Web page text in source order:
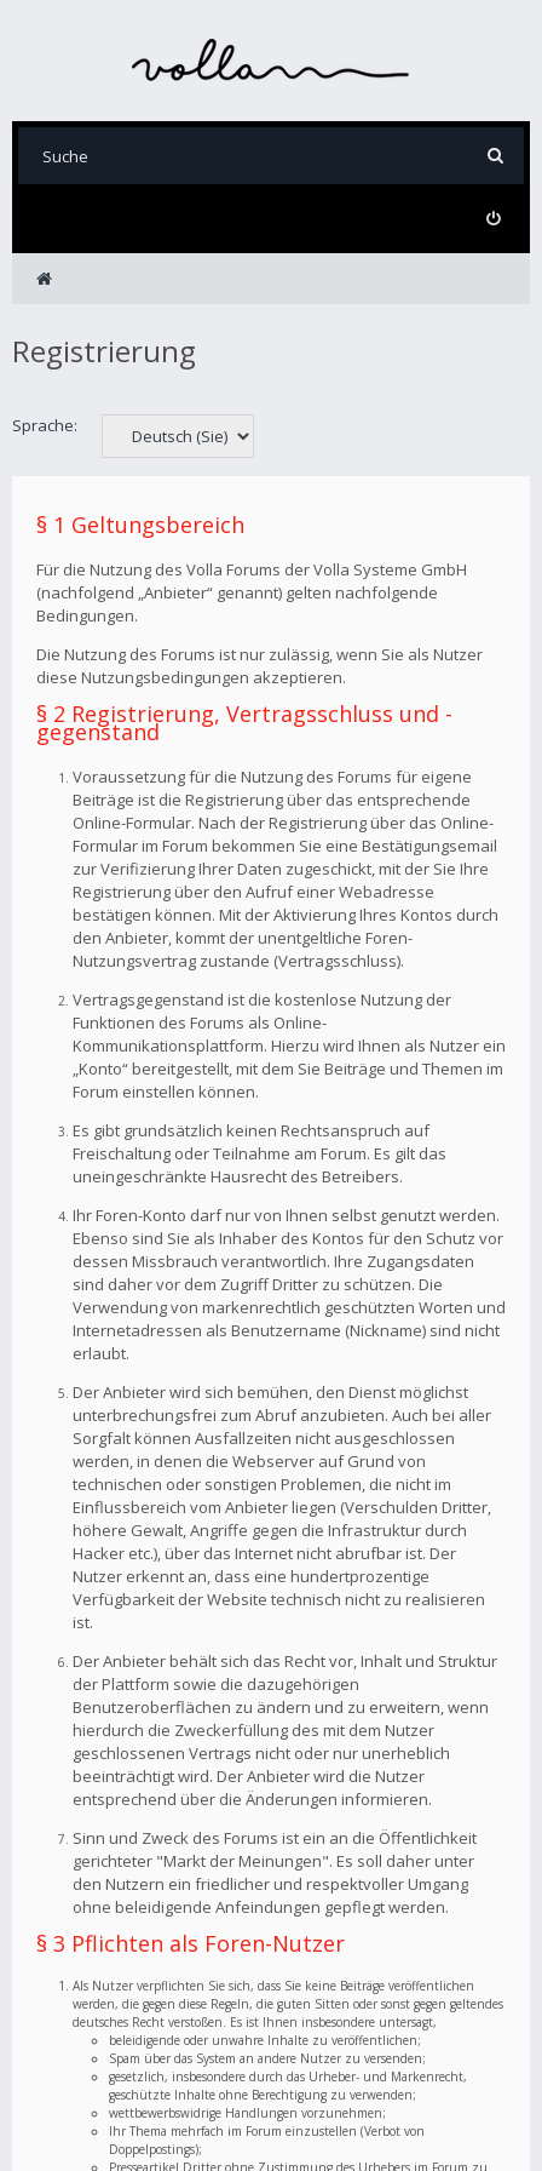
Registrierung
Sprache:
§ 1 Geltungsbereich
Für die Nutzung des Volla Forums der Volla Systeme GmbH
(nachfolgend „Anbieter“ genannt) gelten nachfolgende
Bedingungen.
Die Nutzung des Forums ist nur zulässig, wenn Sie als Nutzer
diese Nutzungsbedingungen akzeptieren.
§ 2 Registrierung, Vertragsschluss und -
gegenstand
Voraussetzung für die Nutzung des Forums für eigene
Beiträge ist die Registrierung über das entsprechende
Online-Formular. Nach der Registrierung über das Online-
Formular im Forum bekommen Sie eine Bestätigungsemail
zur Verifizierung Ihrer Daten zugeschickt, mit der Sie Ihre
Registrierung über den Aufruf einer Webadresse
bestätigen können. Mit der Aktivierung Ihres Kontos durch
den Anbieter, kommt der unentgeltliche Foren-
Nutzungsvertrag zustande (Vertragsschluss).
Vertragsgegenstand ist die kostenlose Nutzung der
Funktionen des Forums als Online-
Kommunikationsplattform. Hierzu wird Ihnen als Nutzer ein
„Konto“ bereitgestellt, mit dem Sie Beiträge und Themen im
Forum einstellen können.
Es gibt grundsätzlich keinen Rechtsanspruch auf
Freischaltung oder Teilnahme am Forum. Es gilt das
uneingeschränkte Hausrecht des Betreibers.
Ihr Foren-Konto darf nur von Ihnen selbst genutzt werden.
Ebenso sind Sie als Inhaber des Kontos für den Schutz vor
dessen Missbrauch verantwortlich. Ihre Zugangsdaten
sind daher vor dem Zugriff Dritter zu schützen. Die
Verwendung von markenrechtlich geschützten Worten und
Internetadressen als Benutzername (Nickname) sind nicht
erlaubt.
Der Anbieter wird sich bemühen, den Dienst möglichst
unterbrechungsfrei zum Abruf anzubieten. Auch bei aller
Sorgfalt können Ausfallzeiten nicht ausgeschlossen
werden, in denen die Webserver auf Grund von
technischen oder sonstigen Problemen, die nicht im
Einflussbereich vom Anbieter liegen (Verschulden Dritter,
höhere Gewalt, Angriffe gegen die Infrastruktur durch
Hacker etc.), über das Internet nicht abrufbar ist. Der
Nutzer erkennt an, dass eine hundertprozentige
Verfügbarkeit der Website technisch nicht zu realisieren
ist.
Der Anbieter behält sich das Recht vor, Inhalt und Struktur
der Plattform sowie die dazugehörigen
Benutzeroberflächen zu ändern und zu erweitern, wenn
hierdurch die Zweckerfüllung des mit dem Nutzer
geschlossenen Vertrags nicht oder nur unerheblich
beeinträchtigt wird. Der Anbieter wird die Nutzer
entsprechend über die Änderungen informieren.
Sinn und Zweck des Forums ist ein an die Öffentlichkeit
gerichteter "Markt der Meinungen". Es soll daher unter
den Nutzern ein friedlicher und respektvoller Umgang
ohne beleidigende Anfeindungen gepflegt werden.
§ 3 Pflichten als Foren-Nutzer
Als Nutzer verpflichten Sie sich, dass Sie keine Beiträge veröffentlichen
werden, die gegen diese Regeln, die guten Sitten oder sonst gegen geltendes
deutsches Recht verstoßen. Es ist Ihnen insbesondere untersagt,
beleidigende oder unwahre Inhalte zu veröffentlichen;
Spam über das System an andere Nutzer zu versenden;
gesetzlich, insbesondere durch das Urheber- und Markenrecht,
geschützte Inhalte ohne Berechtigung zu verwenden;
wettbewerbswidrige Handlungen vorzunehmen;
Ihr Thema mehrfach im Forum einzustellen (Verbot von
Doppelpostings);
Presseartikel Dritter ohne Zustimmung des Urhebers im Forum zu